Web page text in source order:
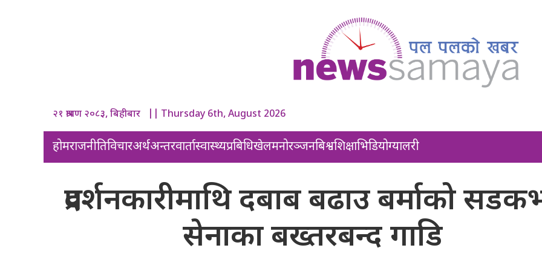
२१ श्रावण २०८३, बिहीबार || Thursday 6th, August 2026
होमराजनीतिविचारअर्थअन्तरवार्तास्वास्थ्यप्रबिधिखेलमनोरञ्जनबिश्वशिक्षाभिडियोग्यालरी
प्रदर्शनकारीमाथि दबाब बढाउ बर्माको
सेनाका बख्तरबन्द गाडि